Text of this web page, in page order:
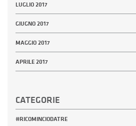
LUGLIO 2017
GIUGNO 2017
MAGGIO 2017
APRILE 2017
CATEGORIE
#RICOMINCIODATRE